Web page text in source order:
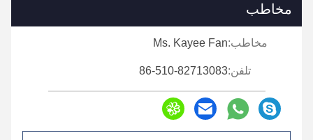
مخاطب
مخاطب:Ms. Kayee Fan
تلفن:86-510-82713083